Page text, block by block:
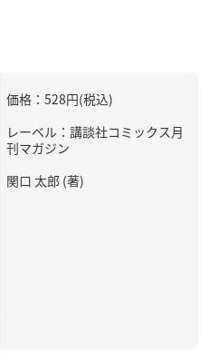
価格：528円(税込)
レーベル：講談社コミックス月
刊マガジン
関口 太郎 (著)